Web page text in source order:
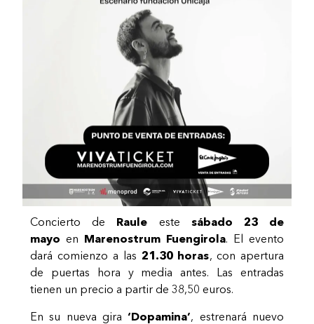
Concierto de Raule este sábado 23 de
mayo en Marenostrum Fuengirola. El evento
dará comienzo a las 21.30 horas, con apertura
de puertas hora y media antes. Las entradas
tienen un precio a partir de 38,50 euros.
En su nueva gira‘Dopamina’, estrenará nuevo